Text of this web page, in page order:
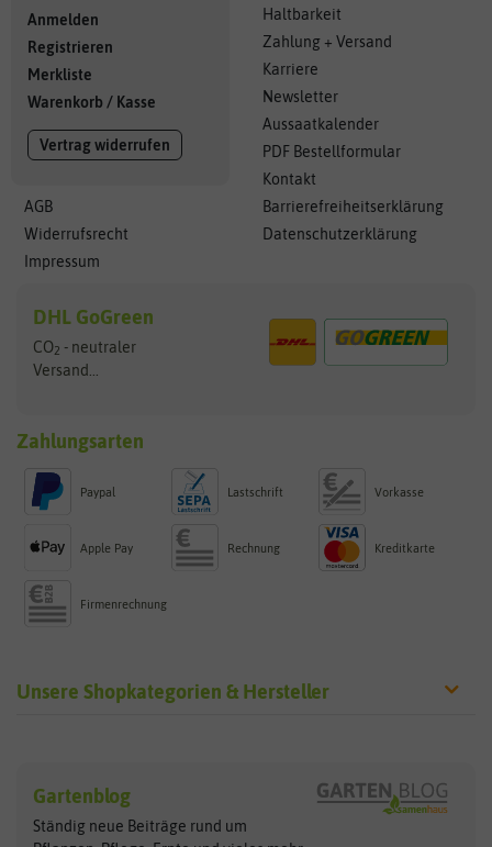
Anmelden
Registrieren
Merkliste
Warenkorb / Kasse
Vertrag widerrufen
AGB
Widerrufsrecht
Impressum
Haltbarkeit
Zahlung + Versand
Karriere
Newsletter
Aussaatkalender
PDF Bestellformular
Kontakt
Barrierefreiheitserklärung
Datenschutzerklärung
DHL GoGreen
CO2 - neutraler
Versand...
Zahlungsarten
Paypal Lastschrift Vorkasse
Apple Pay Rechnung Kreditkarte
Firmenrechnung
Unsere Shopkategorien & Hersteller
Exotische Samen
Gemüsesamen
Arche Noah Clever Pots
Gartenblog
Ständig neue Beiträge rund um